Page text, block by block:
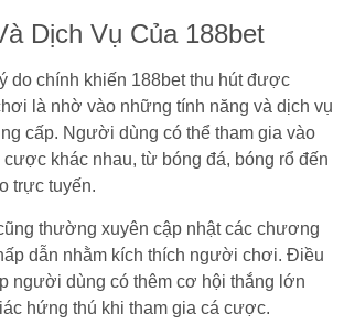
Dịch Vụ Của 188bet
do chính khiến 188bet thu hút được
là nhờ vào những tính năng và dịch vụ
cấp. Người dùng có thể tham gia vào
khác nhau, từ bóng đá, bóng rổ đến
trực tuyến.
thường xuyên cập nhật các chương
dẫn nhằm kích thích người chơi. Điều
người dùng có thêm cơ hội thắng lớn
hứng thú khi tham gia cá cược.